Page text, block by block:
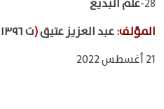
28- علم البديع
المؤلف:عبد العزيز عتيق(ت ١٣٩٦ هـ
21 أغسطس 2022